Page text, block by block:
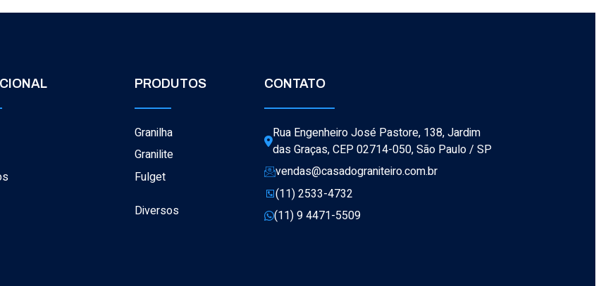
PRODUTOS
Granilha
Granilite
Fulget
Diversos
CONTATO
Rua Engenheiro José Pastore, 138, Jardim
das Graças, CEP 02714-050, São Paulo / SP
vendas@casadograniteiro.com.br
(11) 2533-4732
(11) 9 4471-5509